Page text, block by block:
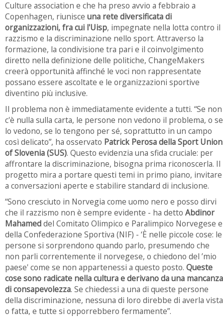
Culture association e che ha preso avvio a febbraio a
Copenhagen, riunisce una rete diversificata di
organizzazioni, fra cui l'Uisp, impegnate nella lotta contro il
razzismo e la discriminazione nello sport. Attraverso la
formazione, la condivisione tra pari e il coinvolgimento
diretto nella definizione delle politiche, ChangeMakers
creerà opportunità affinché le voci non rappresentate
possano essere ascoltate e le organizzazioni sportive
diventino più inclusive.
Il problema non è immediatamente evidente a tutti. “Se non
c'è nulla sulla carta, le persone non vedono il problema, o se
lo vedono, se lo tengono per sé, soprattutto in un campo
così delicato”, ha osservato Patrick Perosa della Sport Union
of Slovenia (SUS). Questo evidenzia una sfida cruciale: per
affrontare la discriminazione, bisogna prima riconoscerla. Il
progetto mira a portare questi temi in primo piano, invitare
a conversazioni aperte e stabilire standard di inclusione.
“Sono cresciuto in Norvegia come uomo nero e posso dirvi
che il razzismo non è sempre evidente - ha detto Abdinor
Mahameddel Comitato Olimpico e Paralimpico Norvegese e
della Confederazione Sportiva (NIF) - ‘È nelle piccole cose: le
persone si sorprendono quando parlo, presumendo che
non parli correntemente il norvegese, o chiedono del ’mio
paese' come se non appartenessi a questo posto. Queste
cose sono radicate nella cultura e derivano da una mancanza
di consapevolezza. Se chiedessi a una di queste persone
della discriminazione, nessuna di loro direbbe di averla vista
o fatta, e tutte si opporrebbero fermamente”.